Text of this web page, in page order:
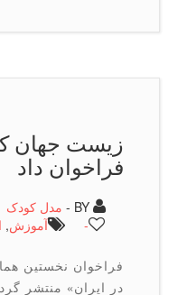
زیست جهان كودكی
فراخوان داد
مدل کودک
آموزش,اجتماعی
فراخوان نخستین همایش
در ایران» منتشر